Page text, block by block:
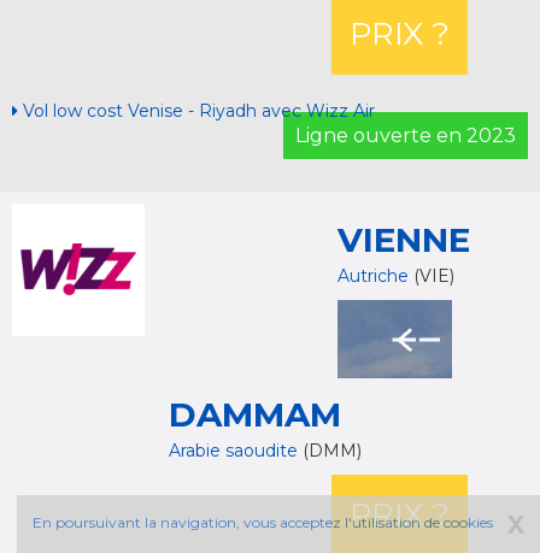
PRIX ?
Vol low cost Venise - Riyadh avec Wizz Air
Ligne ouverte en 2023
VIENNE
Autriche (VIE)
DAMMAM
Arabie saoudite (DMM)
PRIX ?
En poursuivant la navigation, vous acceptez l'utilisation de cookies X